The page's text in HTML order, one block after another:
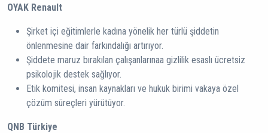
OYAK Renault
Şirket içi eğitimlerle kadına yönelik her türlü şiddetin
önlenmesine dair farkındalığı artırıyor.
Şiddete maruz bırakılan çalışanlarınaa gizlilik esaslı ücretsiz
psikolojik destek sağlıyor.
Etik komitesi, insan kaynakları ve hukuk birimi vakaya özel
çözüm süreçleri yürütüyor.
QNB Türkiye